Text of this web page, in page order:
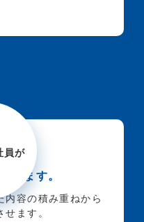
員が
せます。
内容の積み重ねから
ます。